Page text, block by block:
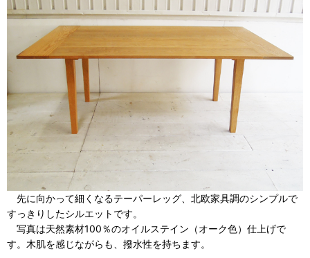
先に向かって細くなるテーパーレッグ、北欧家具調のシンプルで
すっきりしたシルエットです。
写真は天然素材100％のオイルステイン（オーク色）仕上げで
す。木肌を感じながらも、撥水性を持ちます。